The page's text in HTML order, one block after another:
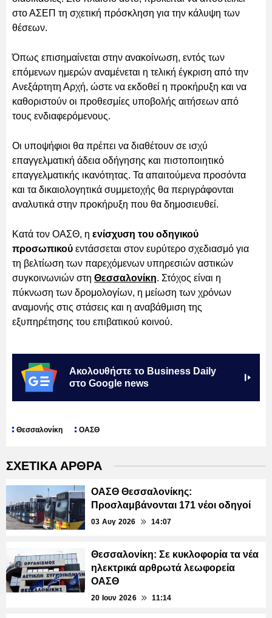
στο ΑΣΕΠ τη σχετική πρόσκληση για την κάλυψη των
θέσεων.
Όπως επισημαίνεται στην ανακοίνωση, εντός των
επόμενων ημερών αναμένεται η τελική έγκριση από την
Ανεξάρτητη Αρχή, ώστε να εκδοθεί η προκήρυξη και να
καθοριστούν οι προθεσμίες υποβολής αιτήσεων από
τους ενδιαφερόμενους.
Οι υποψήφιοι θα πρέπει να διαθέτουν σε ισχύ
επαγγελματική άδεια οδήγησης και πιστοποιητικό
επαγγελματικής ικανότητας. Τα απαιτούμενα προσόντα
και τα δικαιολογητικά συμμετοχής θα περιγράφονται
αναλυτικά στην προκήρυξη που θα δημοσιευθεί.
Κατά τον ΟΑΣΘ, η ενίσχυση του οδηγικού
προσωπικού εντάσσεται στον ευρύτερο σχεδιασμό για
τη βελτίωση των παρεχόμενων υπηρεσιών αστικών
συγκοινωνιών στη Θεσσαλονίκη. Στόχος είναι η
πύκνωση των δρομολογίων, η μείωση των χρόνων
αναμονής στις στάσεις και η αναβάθμιση της
εξυπηρέτησης του επιβατικού κοινού.
Ακολουθήστε το Business Daily
στο Google news
Θεσσαλονίκη ΟΑΣΘ
ΣΧΕΤΙΚΑ ΑΡΘΡΑ
ΟΑΣΘ Θεσσαλονίκης:
Προσλαμβάνονται 171 νέοι οδηγοί
03 Αυγ 2026 14:07
Θεσσαλονίκη: Σε κυκλοφορία τα νέα
ηλεκτρικά αρθρωτά λεωφορεία
ΟΑΣΘ
20 Ιουν 2026 11:14